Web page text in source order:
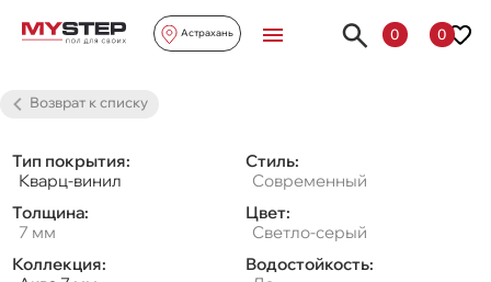
Астрахань 0 0
Возврат к списку
Тип покрытия:
Кварц-винил
Стиль:
Современный
Толщина:
7 мм
Цвет:
Светло-серый
Коллекция:
Водостойкость: